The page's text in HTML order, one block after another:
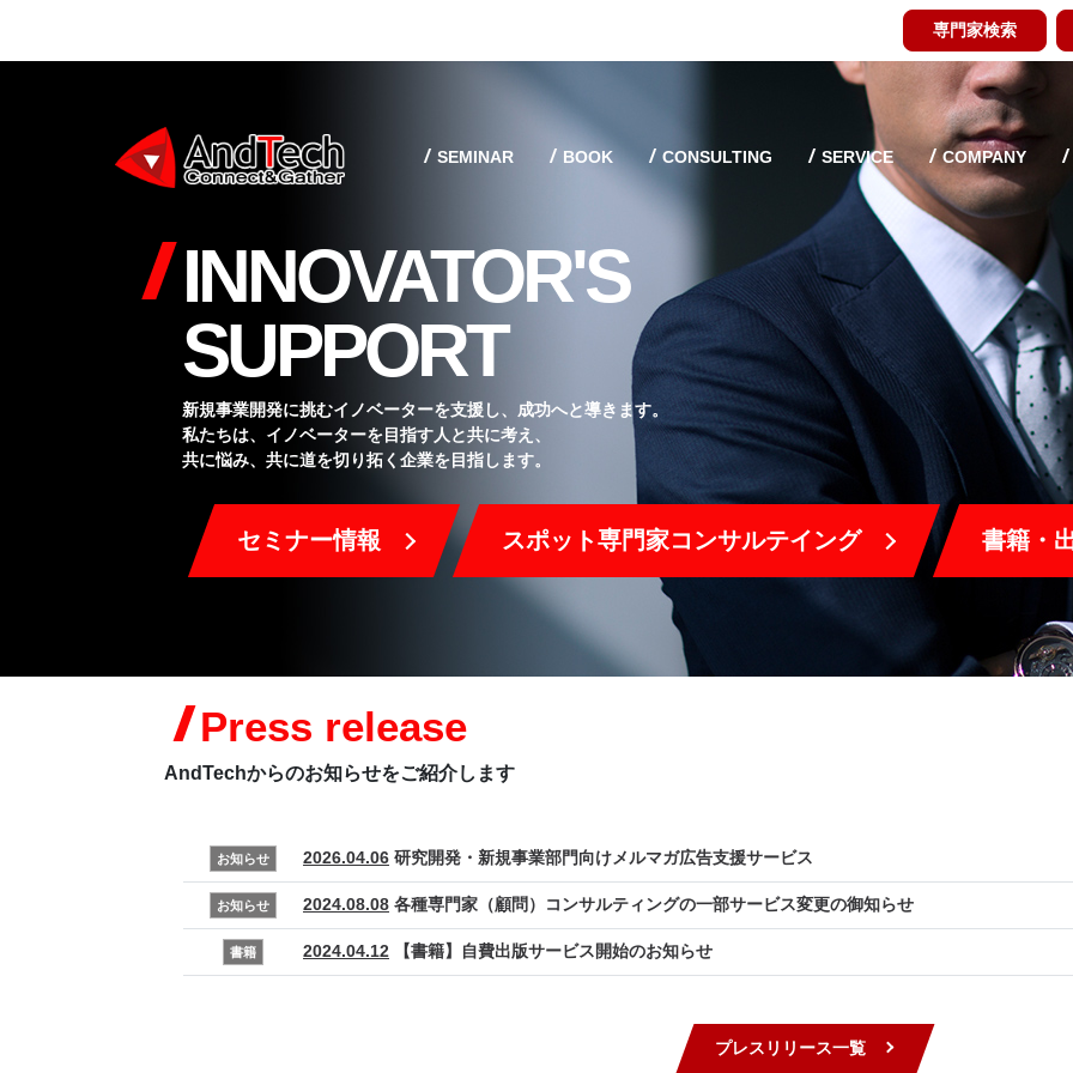
専門家検索
SEMINAR BOOK CONSULTING SERVICE COMPANY
INNOVATOR'S
SUPPORT
新規事業開発に挑むイノベーターを支援し、成功へと導きます。
私たちは、イノベーターを目指す人と共に考え、
共に悩み、共に道を切り拓く企業を目指します。
セミナー情報 スポット専門家コンサルテイング 書籍・
Press release
AndTechからのお知らせをご紹介します
お知らせ 2026.04.06 研究開発・新規事業部門向けメルマガ広告支援サービス
お知らせ 2024.08.08 各種専門家（顧問）コンサルティングの一部サービス変更の御知らせ
書籍 2024.04.12 【書籍】自費出版サービス開始のお知らせ
プレスリリース一覧